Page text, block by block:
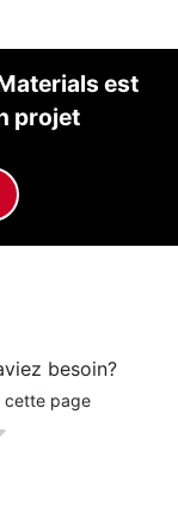
est
projet
besoin?
cette page